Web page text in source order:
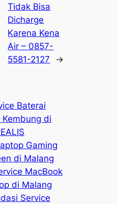
Tidak Bisa
Dicharge
Karena Kena
Air – 0857-
5581-2127
→
Baterai
Kembung di
Gaming
di Malang
MacBook
di Malang
Service